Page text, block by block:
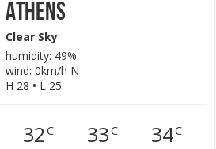
Athens
Clear Sky
humidity: 49%
wind: 0km/h N
H 28 • L 25
32C 33C 34C